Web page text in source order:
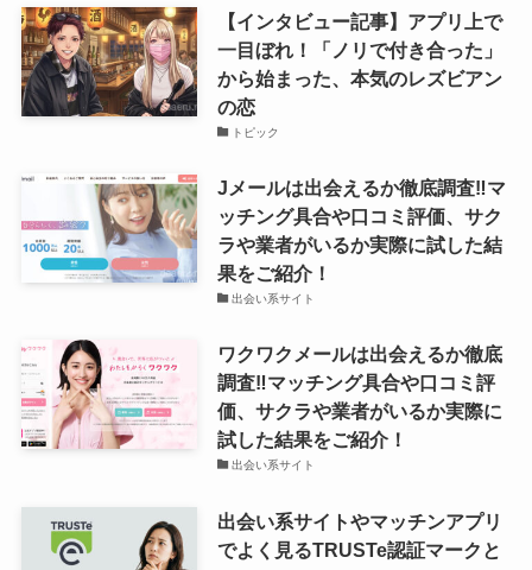
【インタビュー記事】アプリ上で
一目ぼれ！「ノリで付き合った」
から始まった、本気のレズビアン
の恋
トピック
Jメールは出会えるか徹底調査‼マ
ッチング具合や口コミ評価、サク
ラや業者がいるか実際に試した結
果をご紹介！
出会い系サイト
ワクワクメールは出会えるか徹底
調査‼マッチング具合や口コミ評
価、サクラや業者がいるか実際に
試した結果をご紹介！
出会い系サイト
出会い系サイトやマッチンアプリ
でよく見るTRUSTe認証マークと